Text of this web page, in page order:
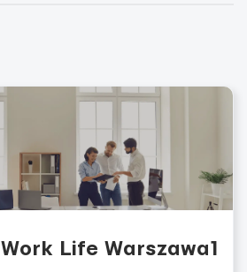
Work Life Warszawa1